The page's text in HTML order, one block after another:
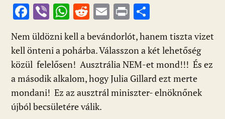
F
ac
e
b
o
o
k
Vi
er
W
h
at
s
A
p
p
R
d
di
t
E
m
ai
l
Pr
in
t za
m
e
g
Nem üldözni kell a bevándorlót, hanem tiszta vizet
kell önteni a pohárba. Válasszon a két lehetőség
közül felelősen! Ausztrália NEM-et mond!!! És ez
a második alkalom, hogy Julia Gillard ezt merte
mondani! Ez az ausztrál miniszter- elnöknőnek
újból becsületére válik.